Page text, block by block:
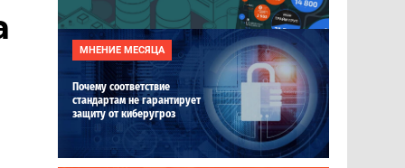
МНЕНИЕ МЕСЯЦА
Почему соответствие
стандартам не гарантирует
защиту от киберугроз